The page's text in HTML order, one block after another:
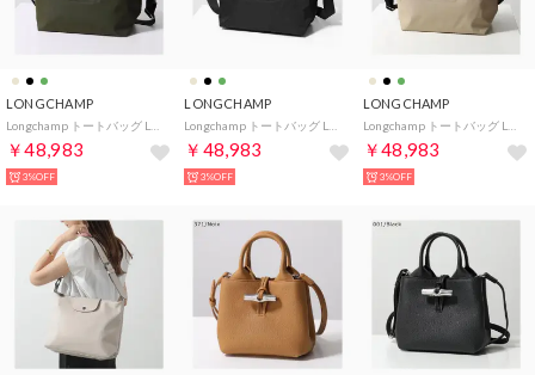
LONGCHAMP
￥48,983
3%OFF
LONGCHAMP
￥48,983
3%OFF
LONGCHAMP
￥48,983
3%OFF